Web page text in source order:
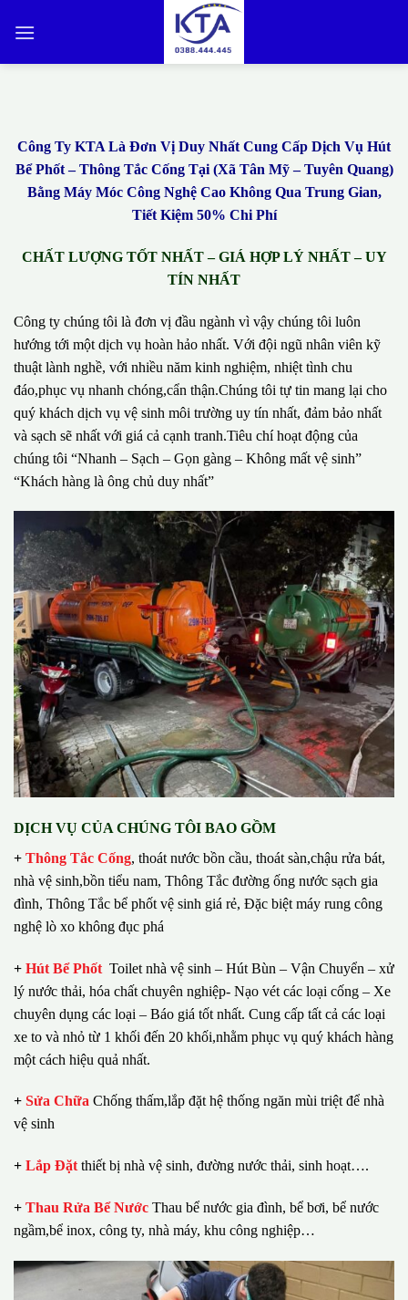
qua
Công Ty KTA Là Đơn Vị Duy Nhất Cung Cấp Dịch Vụ Hút
Bể Phốt – Thông Tắc Cống Tại (Xã Tân Mỹ – Tuyên Quang)
Bằng Máy Móc Công Nghệ Cao Không Qua Trung Gian,
Tiết Kiệm 50% Chi Phí
CHẤT LƯỢNG TỐT NHẤT – GIÁ HỢP LÝ NHẤT – UY
TÍN NHẤT
Công ty chúng tôi là đơn vị đầu ngành vì vậy chúng tôi luôn
hướng tới một dịch vụ hoàn hảo nhất. Với đội ngũ nhân viên kỹ
thuật lành nghề, với nhiều năm kinh nghiệm, nhiệt tình chu
đáo,phục vụ nhanh chóng,cẩn thận.Chúng tôi tự tin mang lại cho
quý khách dịch vụ vệ sinh môi trường uy tín nhất, đảm bảo nhất
và sạch sẽ nhất với giá cả cạnh tranh.Tiêu chí hoạt động của
chúng tôi “Nhanh – Sạch – Gọn gàng – Không mất vệ sinh”
“Khách hàng là ông chủ duy nhất”
DỊCH VỤ CỦA CHÚNG TÔI BAO GỒM
+ Thông Tắc Cống, thoát nước bồn cầu, thoát sàn,chậu rửa bát,
nhà vệ sinh,bồn tiểu nam, Thông Tắc đường ống nước sạch gia
đình, Thông Tắc bể phốt vệ sinh giá rẻ, Đặc biệt máy rung công
nghệ lò xo không đục phá
+ Hút Bể Phốt Toilet nhà vệ sinh – Hút Bùn – Vận Chuyển – xử
lý nước thải, hóa chất chuyên nghiệp- Nạo vét các loại cống – Xe
chuyên dụng các loại – Báo giá tốt nhất. Cung cấp tất cả các loại
xe to và nhỏ từ 1 khối đến 20 khối,nhằm phục vụ quý khách hàng
một cách hiệu quả nhất.
+ Sửa Chữa Chống thấm,lắp đặt hệ thống ngăn mùi triệt để nhà
vệ sinh
+ Lắp Đặt thiết bị nhà vệ sinh, đường nước thải, sinh hoạt….
+ Thau Rửa Bể Nước Thau bể nước gia đình, bể bơi, bể nước
ngầm,bể inox, công ty, nhà máy, khu công nghiệp…